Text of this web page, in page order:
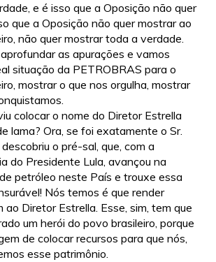
e é isso que a Oposição não quer
que a Oposição não quer mostrar ao
não quer mostrar toda a verdade.
as apurações e vamos
situação da PETROBRAS para o
mostrar o que nos orgulha, mostrar
colocar o nome do Diretor Estrella
lama? Ora, se foi exatamente o Sr.
o pré-sal, que, com a
do Presidente Lula, avançou na
petróleo neste País e trouxe essa
Nós temos é que render
ao Diretor Estrella. Esse, sim, tem que
um herói do povo brasileiro, porque
de colocar recursos para que nós,
esse patrimônio.